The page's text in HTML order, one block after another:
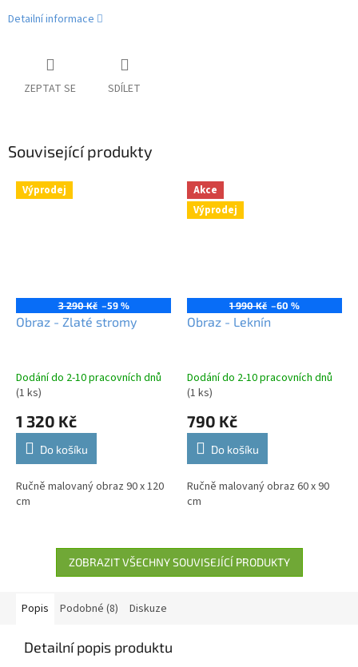
Detailní informace
ZEPTAT SE SDÍLET
Související produkty
Výprodej
3 290 Kč –59 %
Obraz - Zlaté stromy
Dodání do 2-10 pracovních dnů
(1 ks)
1 320 Kč
Do košíku
Ručně malovaný obraz 90 x 120
cm
Akce
Výprodej
1 990 Kč –60 %
Obraz - Leknín
Dodání do 2-10 pracovních dnů
(1 ks)
790 Kč
Do košíku
Ručně malovaný obraz 60 x 90
cm
ZOBRAZIT VŠECHNY SOUVISEJÍCÍ PRODUKTY
Popis Podobné (8) Diskuze
Detailní popis produktu